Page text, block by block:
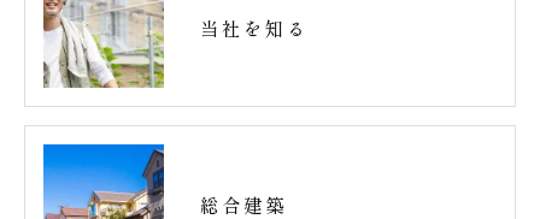
当社を知る
総合建築